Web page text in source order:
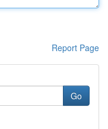
Report Page
Go